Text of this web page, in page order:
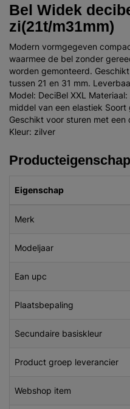
Bel Widek
zi(21t/m31mm)
Modern vormgegeven
waarmee de bel zonder
worden gemonteerd.
tussen 21 en 31 mm.
Model: DeciBel XXL
middel van een elastiek
Geschikt voor sturen met een
Kleur: zilver
Eigenschap
Merk
Modeljaar
Ean upc
Plaatsbepaling
Secundaire basiskleur
Product groep leverancier
Webshop item